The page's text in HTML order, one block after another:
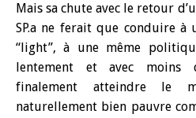
Mais sa chute avec le retour
SP.a ne ferait que conduire à
“light”, à une même
lentement et avec moins
finalement atteindre le
naturellement bien pauvre